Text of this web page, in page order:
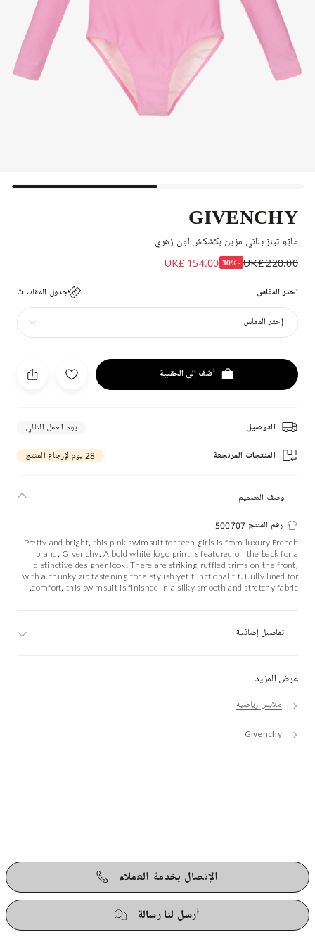
GIVENCHY
مايّو تينز بناتي مزين بكشكش لون زهري
UK£ 220.00
-30%
UK£ 154.00
إختر المقاس جدول المقاسات
إختر المقاس
أضف إلى الحقيبة
التوصيل يوم العمل التالي
المنتجات المرتجعة 28 يوم لإرجاع المنتج
عرض المزيد
ملابس رياضية
Givenchy
وصف التصميم
رقم المنتج 500707
Pretty and bright, this pink swimsuit for teen girls is from luxury French
brand, Givenchy. A bold white logo print is featured on the back for a
distinctive designer look. There are striking ruffled trims on the front,
with a chunky zip fastening for a stylish yet functional fit. Fully lined for
comfort, this swimsuit is finished in a silky smooth and stretchy fabric.
تفاصيل إضافية
الإتصال بخدمة العملاء
أرسل لنا رسالة